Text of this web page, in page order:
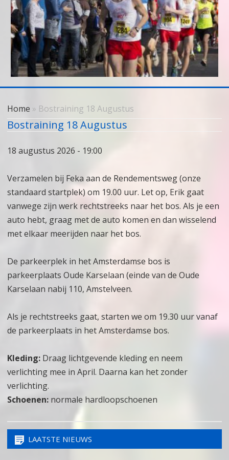
content
Home » Bostraining 18 Augustus
Bostraining 18 Augustus
18 augustus 2026 - 19:00
Verzamelen bij Feka aan de Rendementsweg (onze
standaard startplek) om 19.00 uur. Let op, Erik gaat
vanwege zijn werk rechtstreeks naar het bos. Als je een
auto hebt, graag met de auto komen en dan wisselend
met elkaar meerijden naar het bos.
De parkeerplek in het Amsterdamse bos is
parkeerplaats Oude Karselaan (einde van de Oude
Karselaan nabij 110, Amstelveen.
Als je rechtstreeks gaat, starten we om 19.30 uur vanaf
de parkeerplaats in het Amsterdamse bos.
Kleding: Draag lichtgevende kleding en neem
verlichting mee in April. Daarna kan het zonder
verlichting.
Schoenen: normale hardloopschoenen
LAATSTE NIEUWS